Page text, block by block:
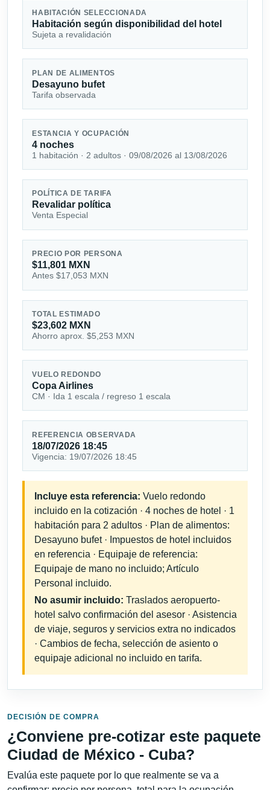
HABITACIÓN SELECCIONADA
Habitación según disponibilidad del hotel
Sujeta a revalidación
PLAN DE ALIMENTOS
Desayuno bufet
Tarifa observada
ESTANCIA Y OCUPACIÓN
4 noches
1 habitación · 2 adultos · 09/08/2026 al 13/08/2026
POLÍTICA DE TARIFA
Revalidar política
Venta Especial
PRECIO POR PERSONA
$11,801 MXN
Antes $17,053 MXN
TOTAL ESTIMADO
$23,602 MXN
Ahorro aprox. $5,253 MXN
VUELO REDONDO
Copa Airlines
CM · Ida 1 escala / regreso 1 escala
REFERENCIA OBSERVADA
18/07/2026 18:45
Vigencia: 19/07/2026 18:45
Incluye esta referencia: Vuelo redondo
incluido en la cotización · 4 noches de hotel · 1
habitación para 2 adultos · Plan de alimentos:
Desayuno bufet · Impuestos de hotel incluidos
en referencia · Equipaje de referencia:
Equipaje de mano no incluido; Artículo
Personal incluido.
No asumir incluido: Traslados aeropuerto-
hotel salvo confirmación del asesor · Asistencia
de viaje, seguros y servicios extra no indicados
· Cambios de fecha, selección de asiento o
equipaje adicional no incluido en tarifa.
DECISIÓN DE COMPRA
¿Conviene pre-cotizar este paquete
Ciudad de México - Cuba?
Evalúa este paquete por lo que realmente se va a